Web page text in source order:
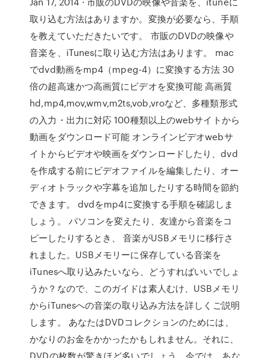
取り込む方法はありますか。変換が必要なら、手順
を教えていただきたいです。 市販のDVDの映像や
音楽を、iTunesに取り込む方法はあります。 mac
でdvd動画をmp4（mpeg-4）に変換する方法 30
倍の超高速かつ高画質にビデオを変換可能 高画質
hd,mp4,mov,wmv,m2ts,vob,vroなど、多種類形式
の入力・出力に対応 100種類以上のwebサイトから
動画をダウンロード可能 オンラインビデオwebサ
イトからビデオや映画をダウンロードしたり、dvd
を作成する前にビデオファイルを編集したり、オー
ディオトラックや字幕を追加したりする時間を節約
できます。 dvdをmp4に変換する手順を確認しま
しょう。 パソコンを変えたり、友達から音楽をコ
ピーしたりするとき、 音楽がUSBメモリに移行さ
れました。USBメモリーに保存している音楽を
iTunesへ取り込みたいなら、どうすればいいでしょ
うか？なので、このガイドは素人むけ、USBメモリ
からiTunesへの音楽の取り込み方法を詳しくご説明
します。 あなたはDVDコレクションのためには、
かなりのお金をかかったかもしれません。それに、
DVDの枚数が驚きほど多いでしょう。今では、あな